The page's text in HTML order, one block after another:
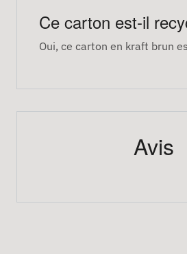
Ce carton est-il
Oui, ce carton en kraft brun
Avis